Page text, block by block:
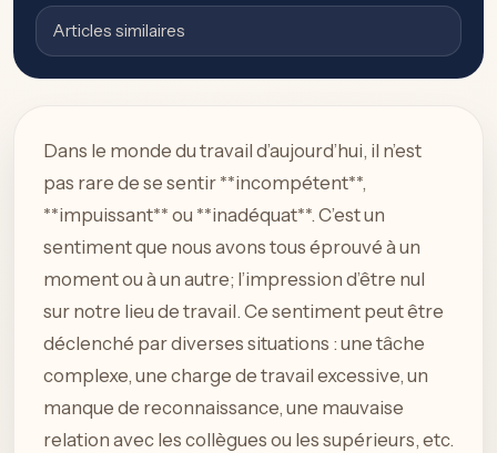
Articles similaires
Dans le monde du travail d’aujourd’hui, il n’est
pas rare de se sentir **incompétent**,
**impuissant** ou **inadéquat**. C’est un
sentiment que nous avons tous éprouvé à un
moment ou à un autre; l’impression d’être nul
sur notre lieu de travail. Ce sentiment peut être
déclenché par diverses situations : une tâche
complexe, une charge de travail excessive, un
manque de reconnaissance, une mauvaise
relation avec les collègues ou les supérieurs, etc.